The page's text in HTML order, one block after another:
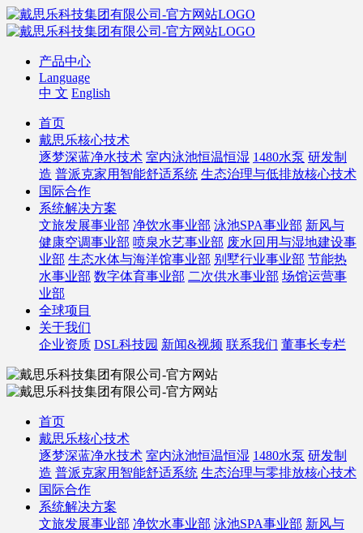
产品中心
Language
中 文 English
首页
戴思乐核心技术
逐梦深蓝净水技术 室内泳池恒温恒湿 1480水泵 研发制
造 普派克家用智能舒适系统 生态治理与低排放核心技术
国际合作
系统解决方案
文旅发展事业部 净饮水事业部 泳池SPA事业部 新风与
健康空调事业部 喷泉水艺事业部 废水回用与湿地建设事
业部 生态水体与海洋馆事业部 别墅行业事业部 节能热
水事业部 数字体育事业部 二次供水事业部 场馆运营事
业部
全球项目
关于我们
企业资质 DSL科技园 新闻&视频 联系我们 董事长专栏
首页
戴思乐核心技术
逐梦深蓝净水技术 室内泳池恒温恒湿 1480水泵 研发制
造 普派克家用智能舒适系统 生态治理与零排放核心技术
国际合作
系统解决方案
文旅发展事业部 净饮水事业部 泳池SPA事业部 新风与